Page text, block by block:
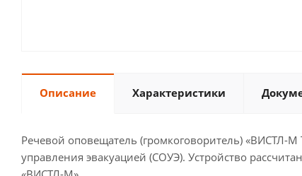
Описание Характеристики
Речевой оповещатель (громкоговоритель) «ВИСТЛ-
управления эвакуацией (СОУЭ). Устройство